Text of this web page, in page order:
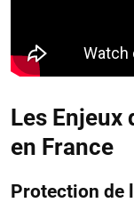
Les Enjeux
en France
Protection de